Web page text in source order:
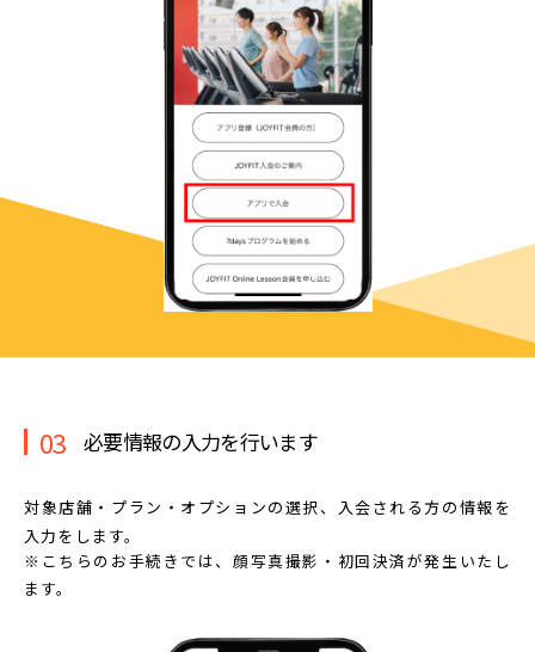
03 必要情報の入力を行います
対象店舗・プラン・オプションの選択、 入会される方の情報を
入力をします。
※こちらのお手続きでは、顔写真撮影・初回決済が発生いたし
ます。